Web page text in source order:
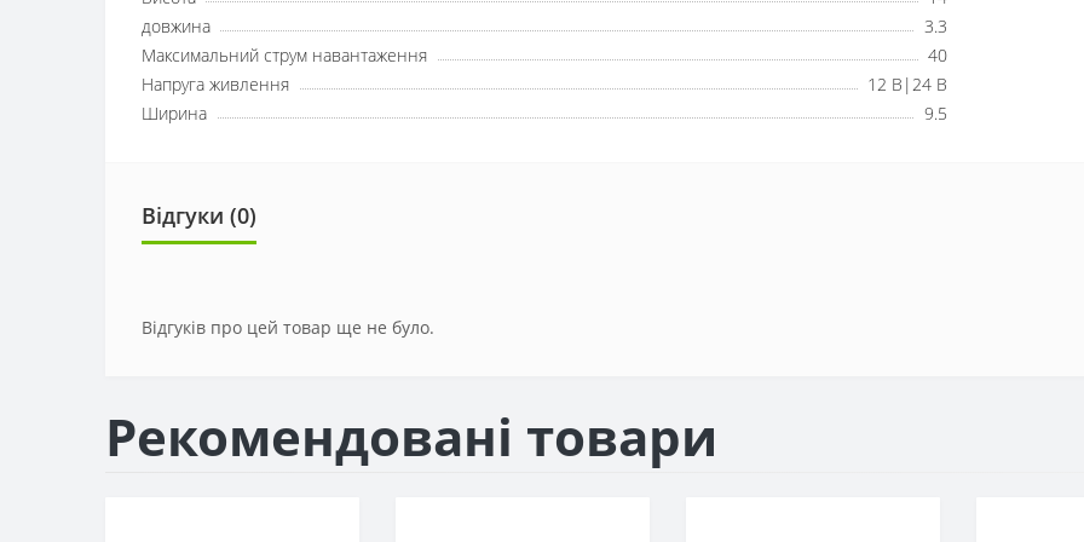
довжина
3.3
Максимальний струм навантаження
40
Напруга живлення
12 В|24 В
Ширина
9.5
Відгуки (0)
Відгуків про цей товар ще не було.
Рекомендовані товари